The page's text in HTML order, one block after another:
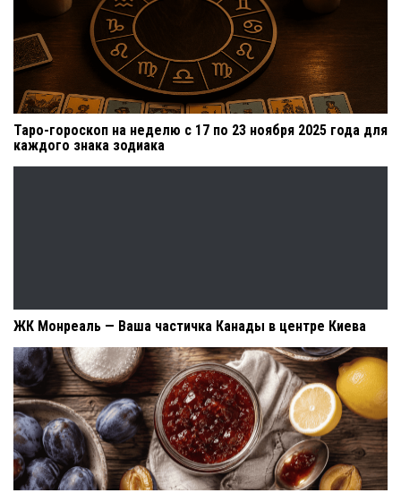
Таро-гороскоп на неделю с 17 по 23 ноября 2025 года для
каждого знака зодиака
ЖК Монреаль — Ваша частичка Канады в центре Киева